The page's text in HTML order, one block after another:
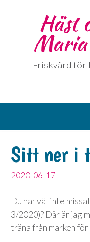
Häst
Friskvård för
Sitt ner i
2020-06-17
Du har väl inte
3/2020)? Där är jag
träna från marken